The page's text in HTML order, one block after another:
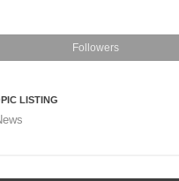
Followers
LISTING